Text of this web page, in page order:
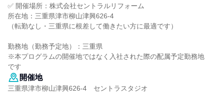
✅ 開催場所：株式会社セントラルリフォーム
所在地：三重県津市柳山津興626-4
（転勤なし・三重県に根差して働きたい方に最適です）
勤務地（勤務予定地）：三重県
※本プログラムの開催地ではなく入社された際の配属予定勤務地
です
開催地
三重県津市柳山津興626-4 セントラスタジオ